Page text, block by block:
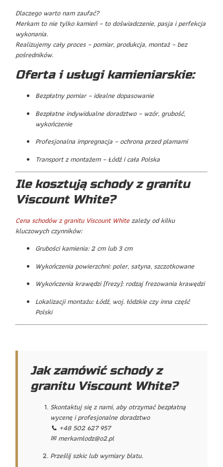
Dlaczego warto nam zaufać?
Merkam to nie tylko kamień – to doświadczenie, pasja i perfekcja
wykonania.
Realizujemy cały proces – pomiar, produkcja, montaż – bez
pośredników.
Oferta i usługi kamieniarskie:
Bezpłatny pomiar – idealne dopasowanie
Bezpłatne indywidualne doradztwo – wzór, grubość,
wykończenie
Profesjonalna impregnacja – ochrona przed plamami
Transport z montażem – Łódź i cała Polska
Ile kosztują schody z granitu
Viscount White?
Cena schodów z granitu Viscount Whitezależy od kilku
kluczowych czynników:
Grubości kamienia: 2 cm lub 3 cm
Wykończenia powierzchni: poler, satyna, szczotkowane
Wykończenia krawędzi (frezy): rodzaj frezowania krawędzi
Lokalizacji montażu: Łódź, woj. łódzkie czy inna część
Polski
Jak zamówić schody z
granitu Viscount White?
Skontaktuj się z nami, aby otrzymać bezpłatną
wycenę i profesjonalne doradztwo
📞 +48 502 627 957
✉ merkamlodz@o2.pl
Prześlij szkic lub wymiary blatu.